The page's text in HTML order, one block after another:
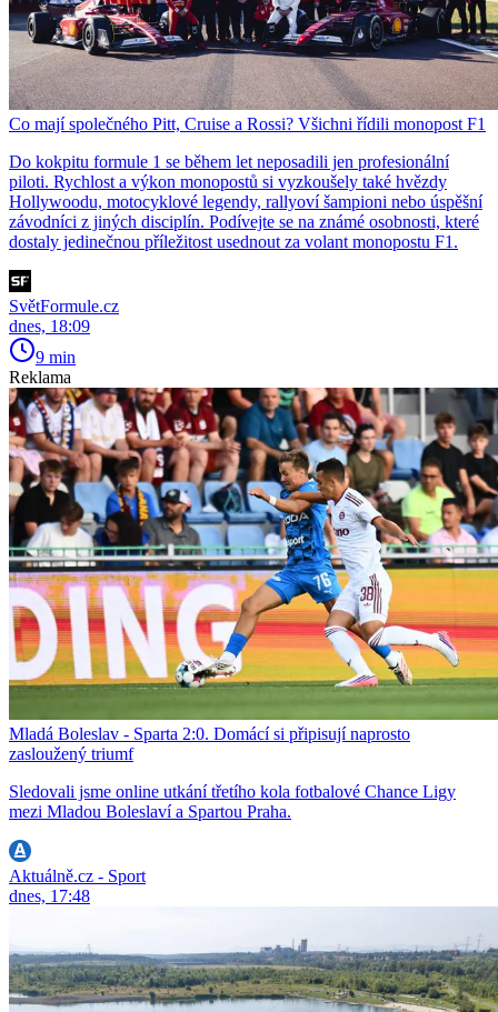
Co mají společného Pitt, Cruise a Rossi? Všichni řídili monopost F1
Do kokpitu formule 1 se během let neposadili jen profesionální
piloti. Rychlost a výkon monopostů si vyzkoušely také hvězdy
Hollywoodu, motocyklové legendy, rallyoví šampioni nebo úspěšní
závodníci z jiných disciplín. Podívejte se na známé osobnosti, které
dostaly jedinečnou příležitost usednout za volant monopostu F1.
SvětFormule.cz
dnes, 18:09
9 min
Reklama
Mladá Boleslav - Sparta 2:0. Domácí si připisují naprosto
zasloužený triumf
Sledovali jsme online utkání třetího kola fotbalové Chance Ligy
mezi Mladou Boleslaví a Spartou Praha.
Aktuálně.cz - Sport
dnes, 17:48